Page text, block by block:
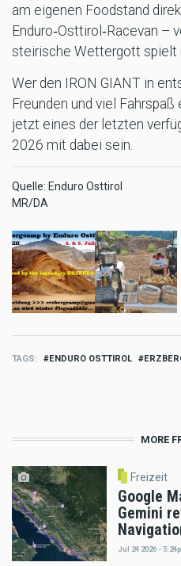
am eigenen Foodstand
Enduro‑Osttirol‑Racevan –
steirische Wettergott spielt
Wer den IRON GIANT in
Freunden und viel
jetzt eines der letzten
2026 mit dabei sein.
Quelle: Enduro Osttirol
MR/DA
TAGS ENDURO OSTTIROL
MORE
Freizeit
Google
Gemini
Jul 24 2026 -